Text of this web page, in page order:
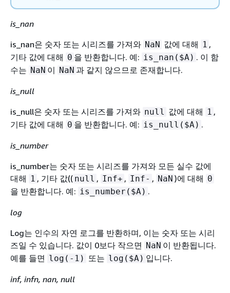
is_nan
is_nan은 숫자 또는 시리즈를 가져와 NaN 값에 대해 1 ,
기타 값에 대해 0 을 반환합니다. 예: is_nan($A) . 이 함
수는 NaN 이 NaN 과 같지 않으므로 존재합니다.
is_null
is_null은 숫자 또는 시리즈를 가져와 null 값에 대해 1 ,
기타 값에 대해 0 을 반환합니다. 예: is_null($A) .
is_number
is_number는 숫자 또는 시리즈를 가져와 모든 실수 값에
대해 1 , 기타 값(( null , Inf+ , Inf- , NaN )에 대해 0
을 반환합니다. 예: is_number($A) .
log
Log는 인수의 자연 로그를 반환하며, 이는 숫자 또는 시리
즈일 수 있습니다. 값이 0보다 작으면 NaN 이 반환됩니다.
예를 들면 log(-1) 또는 log($A) 입니다.
inf, infn, nan, null